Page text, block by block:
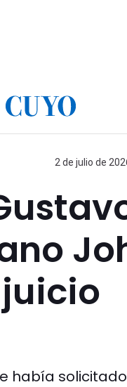
2 de julio de
había solicitado